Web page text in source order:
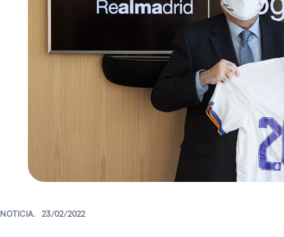
NOTICIA. 23/02/2022